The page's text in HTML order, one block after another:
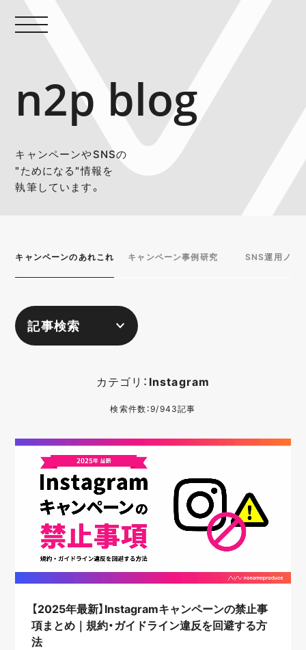
n2p blog
キャンペーンやSNSの
"ためになる"情報を
執筆しています。
キャンペーンのあれこれ キャンペーン事例研究 SNS運用ノウ
記事検索
カテゴリ： Instagram
検索件数：9/943記事
【2025年最新】Instagramキャンペーンの禁止事
項まとめ｜規約・ガイドライン違反を回避する方
法